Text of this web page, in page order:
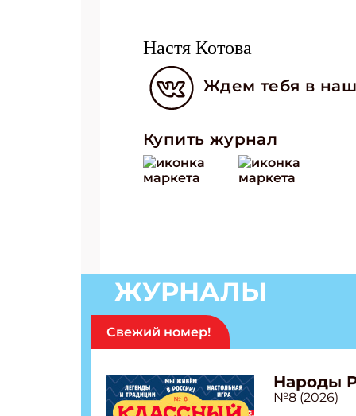
Настя Котова
Ждем тебя в
Купить журнал
ЖУРНАЛЫ
Свежий номер!
Народы
№8 (2026)